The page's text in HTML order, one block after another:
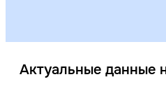
Актуальные данные